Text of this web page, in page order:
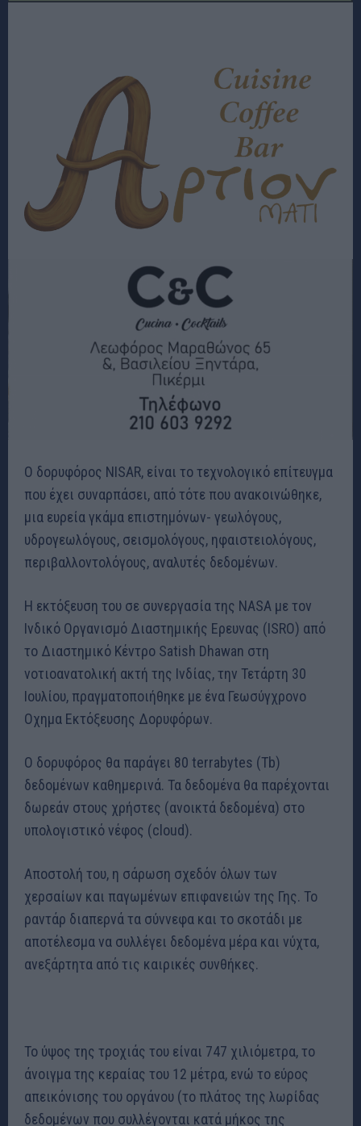
Ο δορυφόρος NISAR, είναι το τεχνολογικό επίτευγμα
που έχει συναρπάσει, από τότε που ανακοινώθηκε,
μια ευρεία γκάμα επιστημόνων- γεωλόγoυς,
υδρογεωλόγους, σεισμολόγους, ηφαιστειολόγους,
περιβαλλοντολόγους, αναλυτές δεδομένων.
Η εκτόξευση του σε συνεργασία της NASA με τον
Ινδικό Οργανισμό Διαστημικής Eρευνας (ISRO) από
το Διαστημικό Κέντρο Satish Dhawan στη
νοτιοανατολική ακτή της Ινδίας, την Τετάρτη 30
Ιουλίου, πραγματοποιήθηκε με ένα Γεωσύγχρονο
Οχημα Εκτόξευσης Δορυφόρων.
Ο δορυφόρος θα παράγει 80 terrabytes (Tb)
δεδομένων καθημερινά. Τα δεδομένα θα παρέχονται
δωρεάν στους χρήστες (ανοικτά δεδομένα) στο
υπολογιστικό νέφος (cloud).
Αποστολή του, η σάρωση σχεδόν όλων των
χερσαίων και παγωμένων επιφανειών της Γης. Το
ραντάρ διαπερνά τα σύννεφα και το σκοτάδι με
αποτέλεσμα να συλλέγει δεδομένα μέρα και νύχτα,
ανεξάρτητα από τις καιρικές συνθήκες.
Το ύψος της τροχιάς του είναι 747 χιλιόμετρα, το
άνοιγμα της κεραίας του 12 μέτρα, ενώ το εύρος
απεικόνισης του οργάνου (το πλάτος της λωρίδας
δεδομένων που συλλέγονται κατά μήκος της